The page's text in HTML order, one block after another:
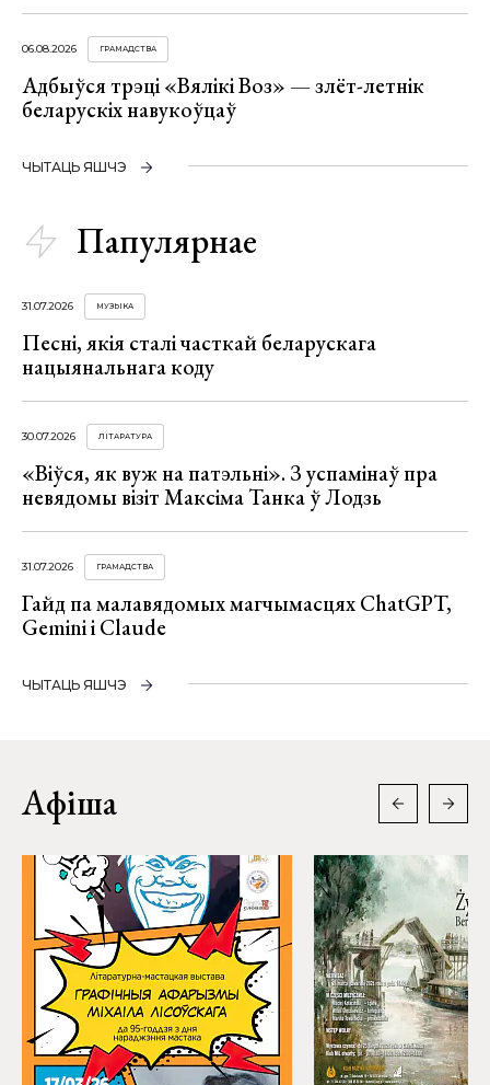
06.08.2026 ГРАМАДСТВА
Адбыўся трэці «Вялікі Воз» — злёт-летнік
беларускіх навукоўцаў
ЧЫТАЦЬ ЯШЧЭ
Папулярнае
31.07.2026 МУЗЫКА
Песні, якія сталі часткай беларускага
нацыянальнага коду
30.07.2026 ЛІТАРАТУРА
«Віўся, як вуж на патэльні». З успамінаў пра
невядомы візіт Максіма Танка ў Лодзь
31.07.2026 ГРАМАДСТВА
Гайд па малавядомых магчымасцях ChatGPT,
Gemini і Claude
ЧЫТАЦЬ ЯШЧЭ
Афіша